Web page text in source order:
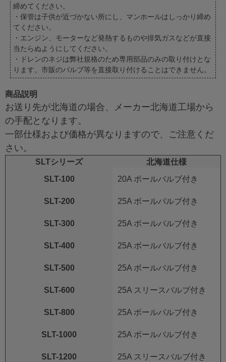
締めてください。
・保管は子供が近づかない所にし、マンホールはしっかり締め
てください。
・エンジン、モーターなど発熱するものや排気ガスなどが直接
当たらぬようにしてください。
・ドレンのネジは弊社規格のため専用部品のみの取り付けとな
ります。市販のバルブ等を直接取り付けることはできません。
商品説明
お送り先が北海道の場合、メーカー北海道工場から
の手配となります。
一部仕様および価格が異なりますので、ご注意くだ
さい。
SLTシリーズ
北海道仕様
SLT-100
20A ボールバルブ付き
SLT-200 25A ボールバルブ付き
SLT-300 25A ボールバルブ付き
SLT-400 25A ボールバルブ付き
SLT-500 25A ボールバルブ付き
SLT-600 25A スリースバルブ付き
SLT-800 25A ボールバルブ付き
SLT-1000 25A ボールバルブ付き
SLT-1200 25A スリースバルブ付き